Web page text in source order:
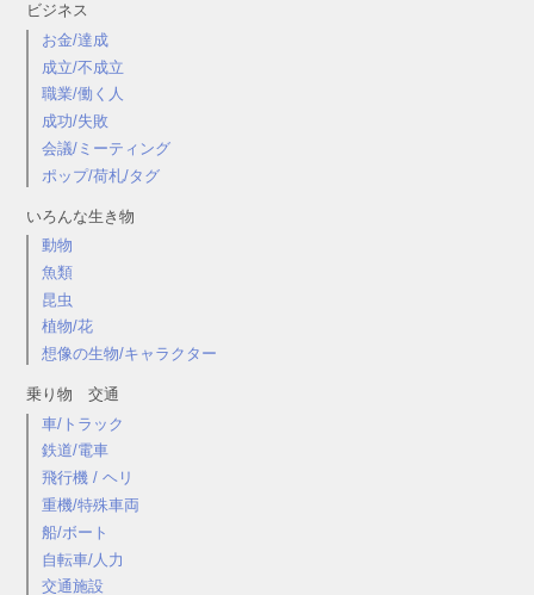
ビジネス
お金/達成
成立/不成立
職業/働く人
成功/失敗
会議/ミーティング
ポップ/荷札/タグ
いろんな生き物
動物
魚類
昆虫
植物/花
想像の生物/キャラクター
乗り物 交通
車/トラック
鉄道/電車
飛行機 / ヘリ
重機/特殊車両
船/ボート
自転車/人力
交通施設